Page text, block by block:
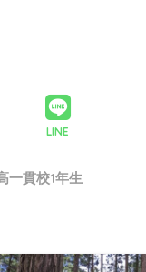
LINE
一貫校1年生